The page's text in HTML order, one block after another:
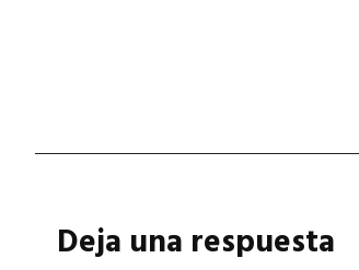
Deja una respuesta